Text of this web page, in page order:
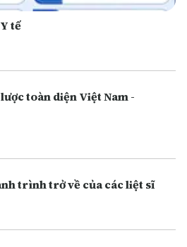
tế
toàn diện Việt Nam -
trình trở về của các liệt sĩ